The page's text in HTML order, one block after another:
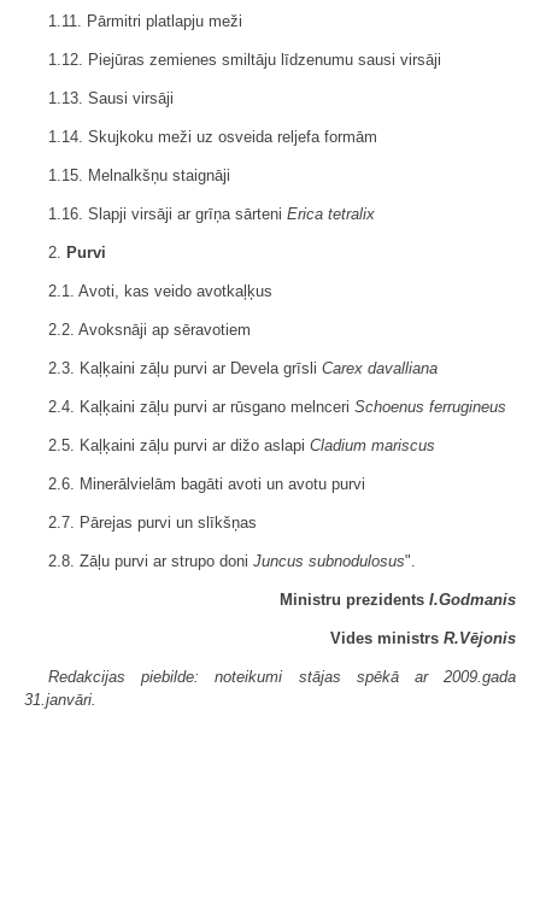
1.11. Pārmitri platlapju meži
1.12. Piejūras zemienes smiltāju līdzenumu sausi virsāji
1.13. Sausi virsāji
1.14. Skujkoku meži uz osveida reljefa formām
1.15. Melnalkšņu staignāji
1.16. Slapji virsāji ar grīņa sārteni Erica tetralix
2. Purvi
2.1. Avoti, kas veido avotkaļķus
2.2. Avoksnāji ap sēravotiem
2.3. Kaļķaini zāļu purvi ar Devela grīsli Carex davalliana
2.4. Kaļķaini zāļu purvi ar rūsgano melnceri Schoenus ferrugineus
2.5. Kaļķaini zāļu purvi ar dižo aslapi Cladium mariscus
2.6. Minerālvielām bagāti avoti un avotu purvi
2.7. Pārejas purvi un slīkšņas
2.8. Zāļu purvi ar strupo doni Juncus subnodulosus".
Ministru prezidents I.Godmanis
Vides ministrs R.Vējonis
Redakcijas piebilde: noteikumi stājas spēkā ar 2009.gada
31.janvāri.